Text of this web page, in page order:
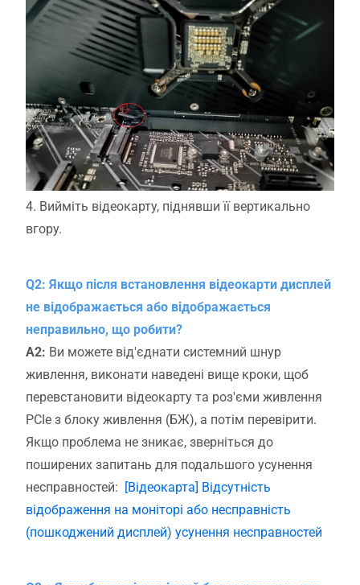
4. Вийміть відеокарту, піднявши її вертикально
вгору.
Q2: Якщо після встановлення відеокарти дисплей
не відображається або відображається
неправильно, що робити?
A2: Ви можете від'єднати системний шнур
живлення, виконати наведені вище кроки, щоб
перевстановити відеокарту та роз'єми живлення
PCIe з блоку живлення (БЖ), а потім перевірити.
Якщо проблема не зникає, зверніться до
поширених запитань для подальшого усунення
несправностей: [Відеокарта] Відсутність
відображення на моніторі або несправність
(пошкоджений дисплей) усунення несправностей